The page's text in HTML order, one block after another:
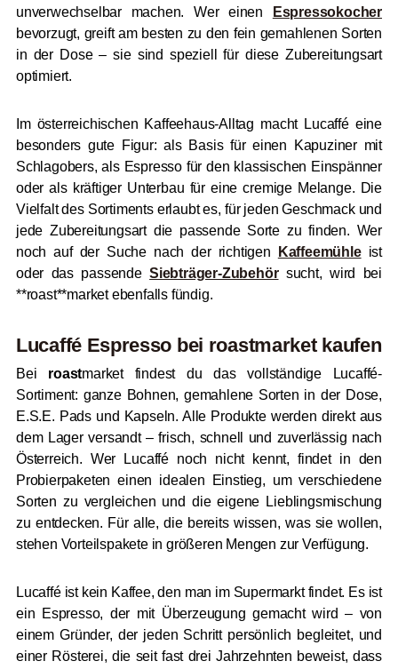
unverwechselbar machen. Wer einen
Espressokocher
bevorzugt, greift am besten zu den fein gemahlenen Sorten
in der Dose – sie sind speziell für diese Zubereitungsart
optimiert.
Im österreichischen Kaffeehaus-Alltag macht Lucaffé eine
besonders gute Figur: als Basis für einen Kapuziner mit
Schlagobers, als Espresso für den klassischen Einspänner
oder als kräftiger Unterbau für eine cremige Melange. Die
Vielfalt des Sortiments erlaubt es, für jeden Geschmack und
jede Zubereitungsart die passende Sorte zu finden. Wer
noch auf der Suche nach der richtigen
Kaffeemühleist
oder das passendeSiebträger-Zubehörsucht, wird bei
**roast**market ebenfalls fündig.
Lucaffé Espresso bei roastmarket kaufen
Bei roastmarket findest du das vollständige Lucaffé-
Sortiment: ganze Bohnen, gemahlene Sorten in der Dose,
E.S.E. Pads und Kapseln. Alle Produkte werden direkt aus
dem Lager versandt – frisch, schnell und zuverlässig nach
Österreich. Wer Lucaffé noch nicht kennt, findet in den
Probierpaketen einen idealen Einstieg, um verschiedene
Sorten zu vergleichen und die eigene Lieblingsmischung
zu entdecken. Für alle, die bereits wissen, was sie wollen,
stehen Vorteilspakete in größeren Mengen zur Verfügung.
Lucaffé ist kein Kaffee, den man im Supermarkt findet. Es ist
ein Espresso, der mit Überzeugung gemacht wird – von
einem Gründer, der jeden Schritt persönlich begleitet, und
einer Rösterei, die seit fast drei Jahrzehnten beweist, dass